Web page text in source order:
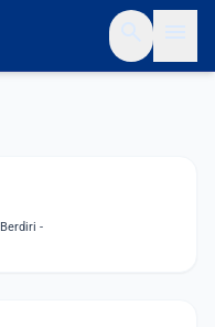
Berdiri -